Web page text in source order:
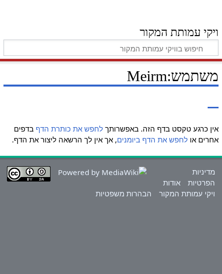
ויקי עמותת המקור
משתמש:Meirm
אין כרגע טקסט בדף הזה. באפשרותך לחפש את כותרת הדף בדפים
אחרים או לחפש את הדף ביומנים, אך אין לך הרשאה ליצור את הדף.
מדיניות
הפרטיות
אודות
ויקי עמותת המקור
הבהרות משפטיות